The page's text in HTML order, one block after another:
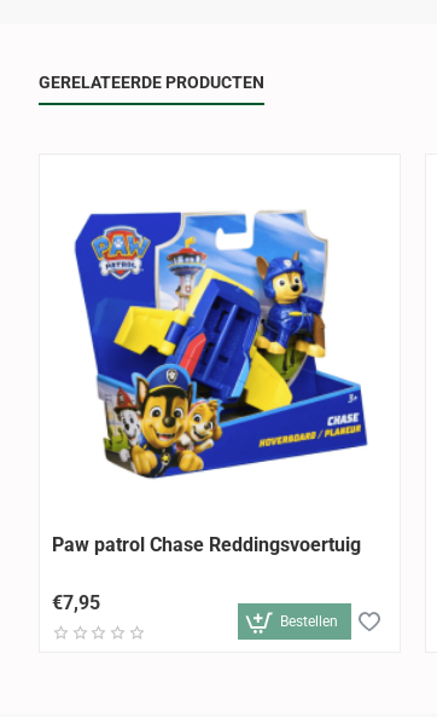
GERELATEERDE PRODUCTEN
Paw patrol Chase Reddingsvoertuig
€7,95
Bestellen